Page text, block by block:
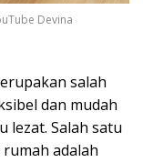
Devina
salah
dan mudah
lezat. Salah satu
adalah